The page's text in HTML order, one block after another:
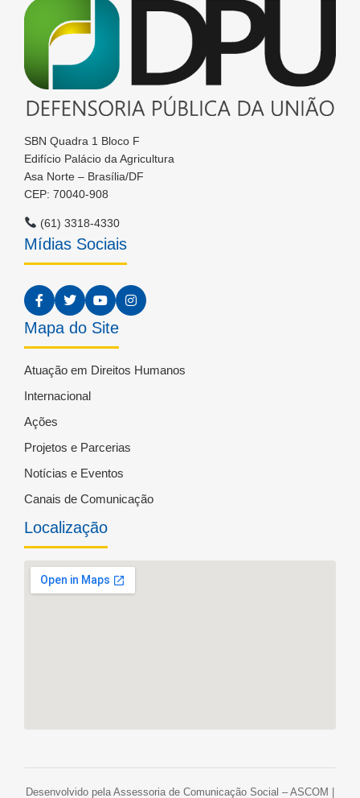
SBN Quadra 1 Bloco F
Edifício Palácio da Agricultura
Asa Norte – Brasília/DF
CEP: 70040-908
(61) 3318-4330
Mídias Sociais
Mapa do Site
Atuação em Direitos Humanos
Internacional
Ações
Projetos e Parcerias
Notícias e Eventos
Canais de Comunicação
Localização
Desenvolvido pela Assessoria de Comunicação Social – ASCOM |